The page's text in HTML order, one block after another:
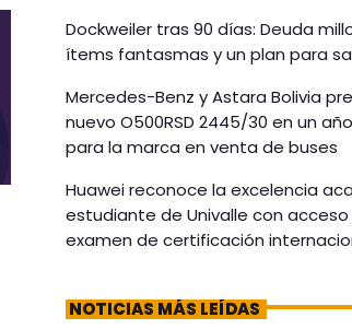
Dockweiler tras 90 días: Deuda
ítems fantasmas y un plan para
Mercedes-Benz y Astara Bolivia
nuevo O500RSD 2445/30 en un
para la marca en venta de buses
Huawei reconoce la excelencia
estudiante de Univalle con
examen de certificación
NOTICIAS MÁS LEÍDAS